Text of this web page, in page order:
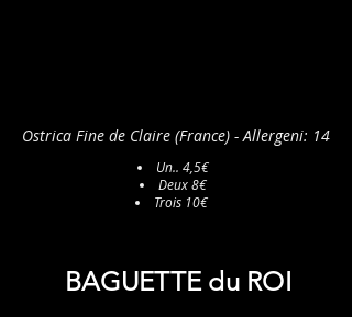
Ostrica Fine de Claire (France) - Allergeni: 14
Un.. 4,5€
Deux 8€
Trois 10€
BAGUETTE du ROI